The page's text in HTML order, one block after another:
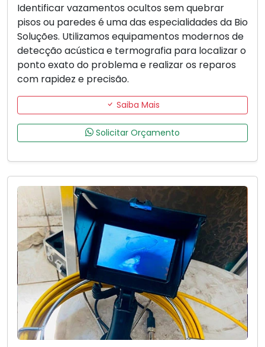
Identificar vazamentos ocultos sem quebrar
pisos ou paredes é uma das especialidades da Bio
Soluções. Utilizamos equipamentos modernos de
detecção acústica e termografia para localizar o
ponto exato do problema e realizar os reparos
com rapidez e precisão.
Saiba Mais
Solicitar Orçamento